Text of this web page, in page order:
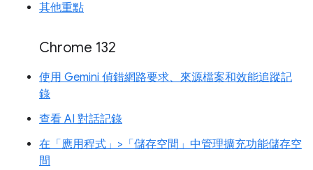
其他重點
Chrome 132
使用 Gemini 偵錯網路要求、來源檔案和效能追蹤記
錄
查看 AI 對話記錄
在「應用程式」>「儲存空間」中管理擴充功能儲存空
間